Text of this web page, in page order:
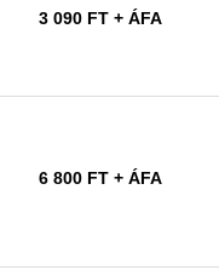
3 090 FT + ÁFA
6 800 FT + ÁFA